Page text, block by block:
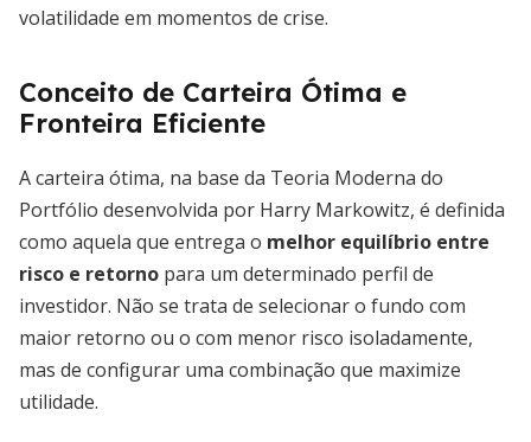
volatilidade em momentos de crise.
Conceito de Carteira Ótima e
Fronteira Eficiente
A carteira ótima, na base da Teoria Moderna do
Portfólio desenvolvida por Harry Markowitz, é definida
como aquela que entrega o melhor equilíbrio entre
risco e retorno para um determinado perfil de
investidor. Não se trata de selecionar o fundo com
maior retorno ou o com menor risco isoladamente,
mas de configurar uma combinação que maximize
utilidade.